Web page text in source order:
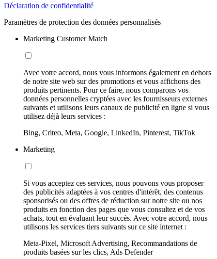
Déclaration de confidentialité
Paramètres de protection des données personnalisés
Marketing Customer Match
Avec votre accord, nous vous informons également en dehors
de notre site web sur des promotions et vous affichons des
produits pertinents. Pour ce faire, nous comparons vos
données personnelles cryptées avec les fournisseurs externes
suivants et utilisons leurs canaux de publicité en ligne si vous
utilisez déjà leurs services :
Bing, Criteo, Meta, Google, LinkedIn, Pinterest, TikTok
Marketing
Si vous acceptez ces services, nous pouvons vous proposer
des publicités adaptées à vos centres d'intérêt, des contenus
sponsorisés ou des offres de réduction sur notre site ou nos
produits en fonction des pages que vous consultez et de vos
achats, tout en évaluant leur succès. Avec votre accord, nous
utilisons les services tiers suivants sur ce site internet :
Meta-Pixel, Microsoft Advertising, Recommandations de
produits basées sur les clics, Ads Defender